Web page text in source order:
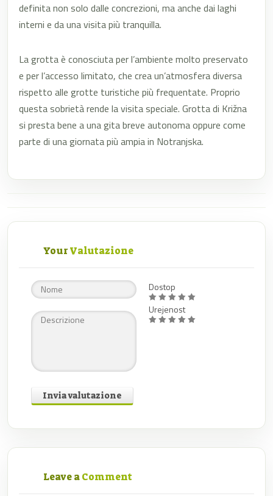
definita non solo dalle concrezioni, ma anche dai laghi
interni e da una visita più tranquilla.
La grotta è conosciuta per l’ambiente molto preservato
e per l’accesso limitato, che crea un’atmosfera diversa
rispetto alle grotte turistiche più frequentate. Proprio
questa sobrietà rende la visita speciale. Grotta di Križna
si presta bene a una gita breve autonoma oppure come
parte di una giornata più ampia in Notranjska.
YourValutazione
Invia valutazione
Dostop
Urejenost
Leave aComment